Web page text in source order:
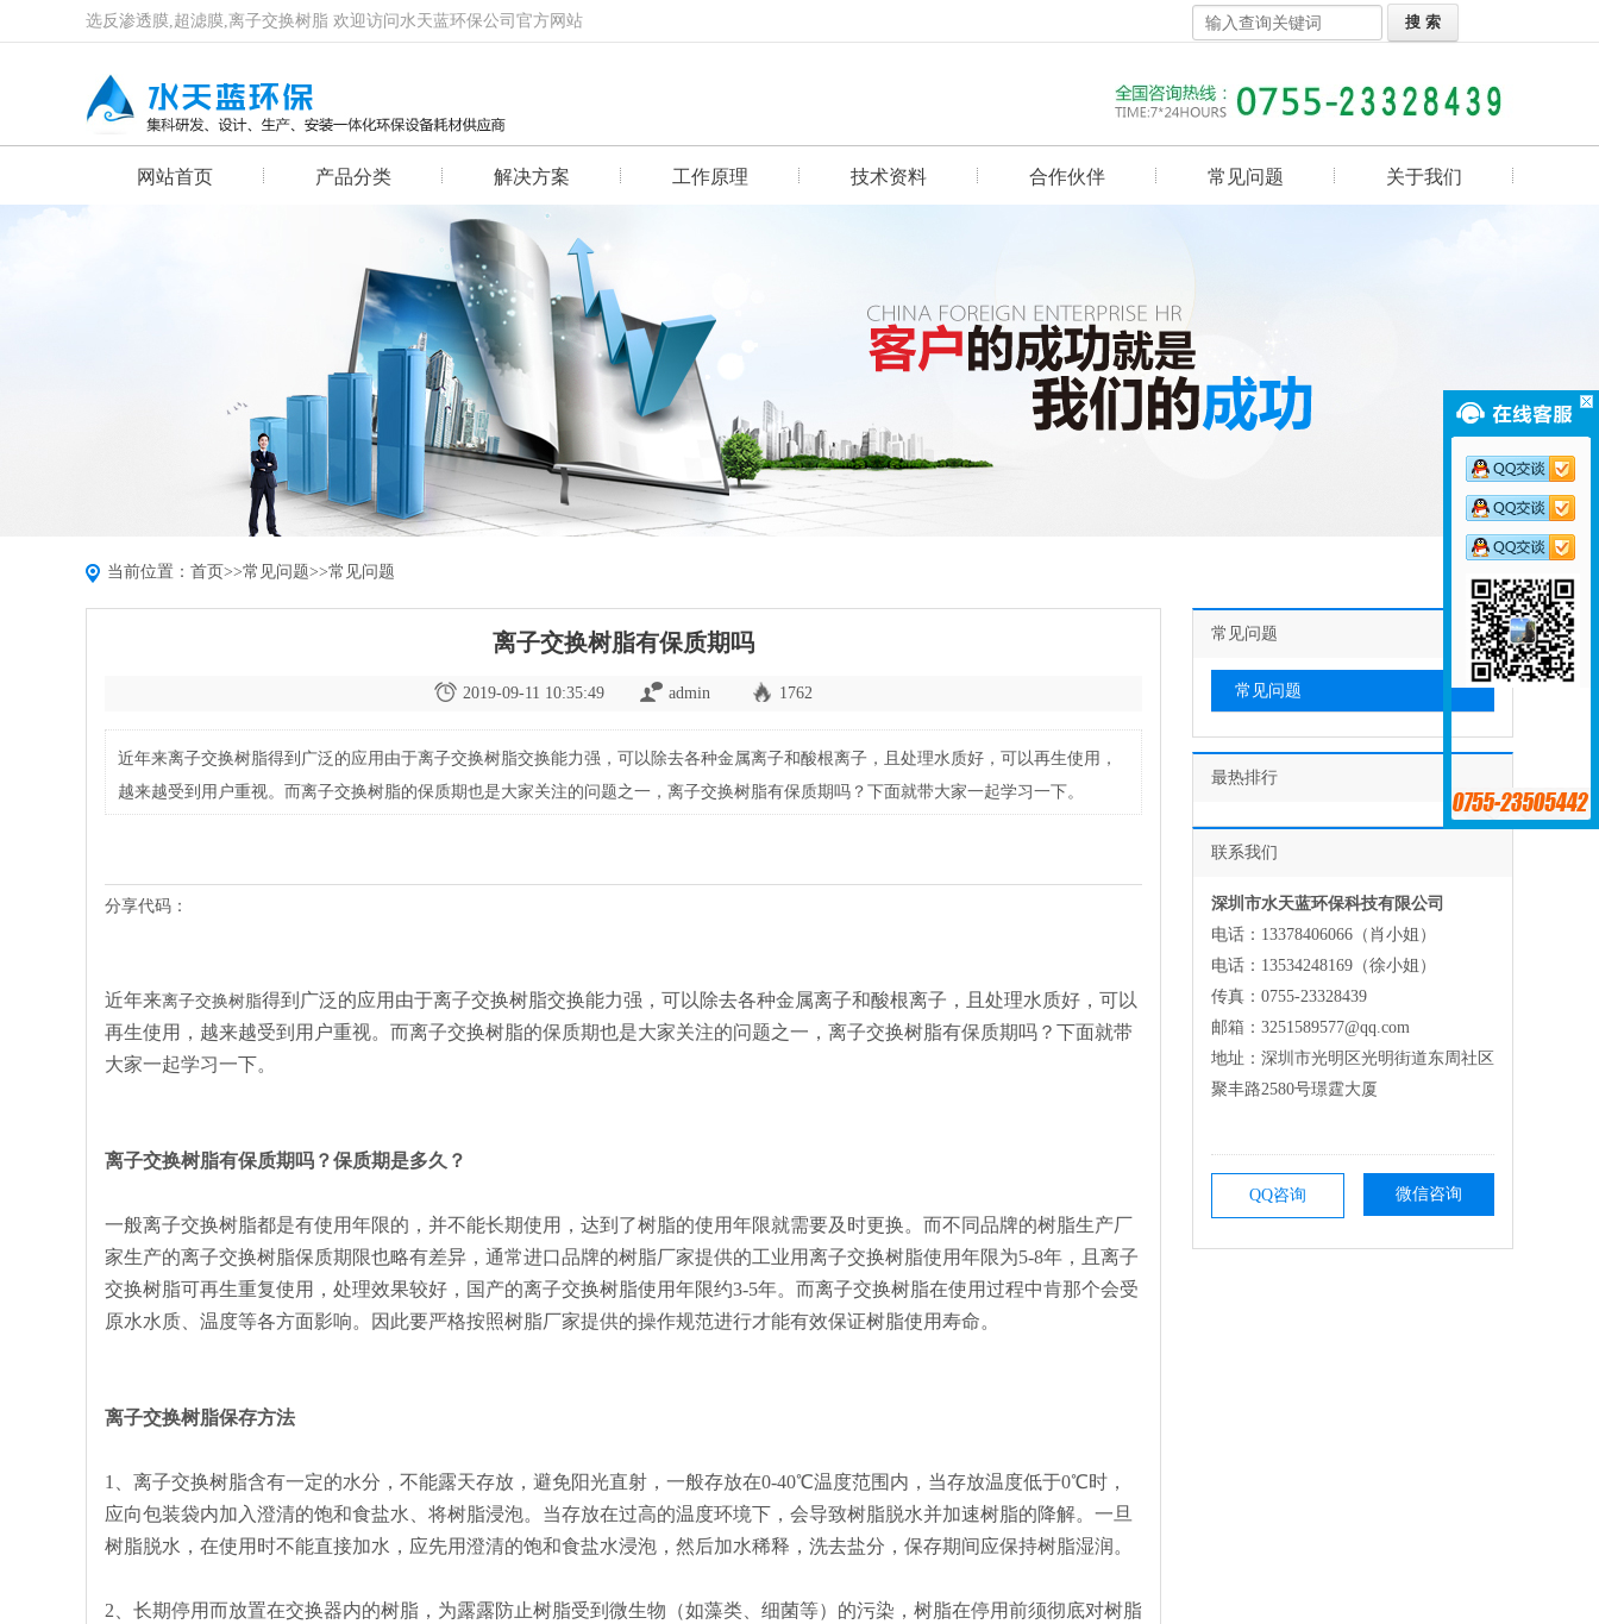
选反渗透膜,超滤膜,离子交换树脂 欢迎访问水天蓝环保公司官方网站
网站首页 产品分类 解决方案 工作原理 技术资料 合作伙伴 常见问题 关于我们
当前位置： 首页>>常见问题>>常见问题
离子交换树脂有保质期吗
2019-09-11 10:35:49 admin 1762
近年来离子交换树脂得到广泛的应用由于离子交换树脂交换能力强，可以除去各种金属离子和酸根离子，且处理水质好，可以再生使用，
越来越受到用户重视。而离子交换树脂的保质期也是大家关注的问题之一，离子交换树脂有保质期吗？下面就带大家一起学习一下。
分享代码：
近年来离子交换树脂得到广泛的应用由于离子交换树脂交换能力强，可以除去各种金属离子和酸根离子，且处理水质好，可以
再生使用，越来越受到用户重视。而离子交换树脂的保质期也是大家关注的问题之一，离子交换树脂有保质期吗？下面就带
大家一起学习一下。
离子交换树脂有保质期吗？保质期是多久？
一般离子交换树脂都是有使用年限的，并不能长期使用，达到了树脂的使用年限就需要及时更换。而不同品牌的树脂生产厂
家生产的离子交换树脂保质期限也略有差异，通常进口品牌的树脂厂家提供的工业用离子交换树脂使用年限为5-8年，且离子
交换树脂可再生重复使用，处理效果较好，国产的离子交换树脂使用年限约3-5年。而离子交换树脂在使用过程中肯那个会受
原水水质、温度等各方面影响。因此要严格按照树脂厂家提供的操作规范进行才能有效保证树脂使用寿命。
离子交换树脂保存方法
1、离子交换树脂含有一定的水分，不能露天存放，避免阳光直射，一般存放在0-40℃温度范围内，当存放温度低于0℃时，
应向包装袋内加入澄清的饱和食盐水、将树脂浸泡。当存放在过高的温度环境下，会导致树脂脱水并加速树脂的降解。一旦
树脂脱水，在使用时不能直接加水，应先用澄清的饱和食盐水浸泡，然后加水稀释，洗去盐分，保存期间应保持树脂湿润。
2、长期停用而放置在交换器内的树脂，为露露防止树脂受到微生物（如藻类、细菌等）的污染，树脂在停用前须彻底对树脂
常见问题
常见问题
最热排行
联系我们
深圳市水天蓝环保科技有限公司
电话：13378406066（肖小姐）
电话：13534248169（徐小姐）
传真：0755-23328439
邮箱：3251589577@qq.com
地址：深圳市光明区光明街道东周社区
聚丰路2580号璟霆大厦
QQ咨询 微信咨询